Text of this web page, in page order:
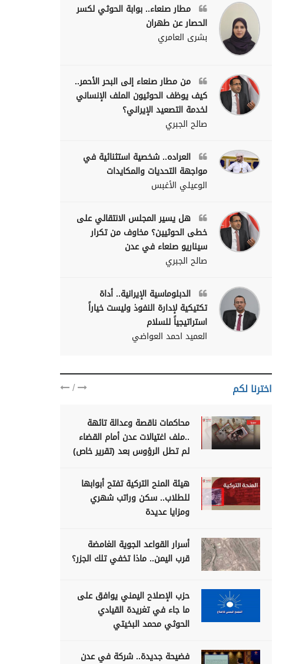
مطار صنعاء.. بوابة الحوثي لكسر
الحصار عن طهران
بشرى العامري
من مطار صنعاء إلى البحر الأحمر..
كيف يوظف الحوثيون الملف الإنساني
لخدمة التصعيد الإيراني؟
صالح الجبري
العراده.. شخصية استثنائية في
مواجهة التحديات والمكايدات
الوعيلي الأغبس
هل يسير المجلس الانتقالي على
خطى الحوثيين؟ مخاوف من تكرار
سيناريو صنعاء في عدن
صالح الجبري
الدبلوماسية الإيرانية.. أداة
تكتيكية لإدارة النفوذ وليست خياراً
استراتيجياً للسلام
العميد احمد العواضي
اخترنا لكم /
محاكمات ناقصة وعدالة تائهة
..ملف اغتيالات عدن أمام القضاء
لم تطل الرؤوس بعد (تقرير خاص)
هيئة المنح التركية تفتح أبوابها
للطلاب.. سكن وراتب شهري
ومزايا عديدة
أسرار القواعد الجوية الغامضة
قرب اليمن.. ماذا تخفي تلك الجزر؟
حزب الإصلاح اليمني يوافق على
ما جاء في تغريدة القيادي
الحوثي محمد البخيتي
فضيحة جديدة.. شركة في عدن